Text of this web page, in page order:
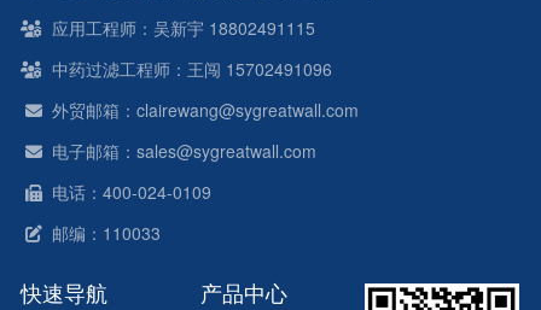
应用工程师：吴新宇 18802491115
中药过滤工程师：王闯 15702491096
外贸邮箱：clairewang@sygreatwall.com
电子邮箱：sales@sygreatwall.com
电话：400-024-0109
邮编：110033
快速导航 产品中心